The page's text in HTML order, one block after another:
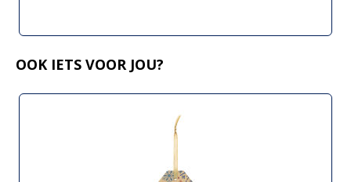
OOK IETS VOOR JOU?